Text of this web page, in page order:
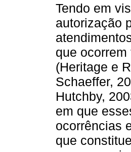
Tendo em
autorização
que
(Heritage e
Schaeffer,
Hutchby,
em que
ocorrências
que